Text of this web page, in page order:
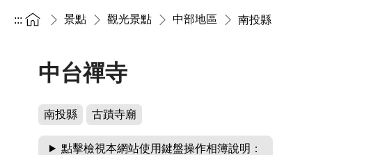
::: 景點 觀光景點 中部地區 南投縣
中台禪寺
南投縣 古蹟寺廟
點擊檢視本網站使用鍵盤操作相簿說明：